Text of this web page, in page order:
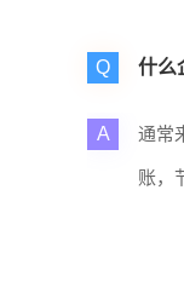
Q 什么
A 通常
账，